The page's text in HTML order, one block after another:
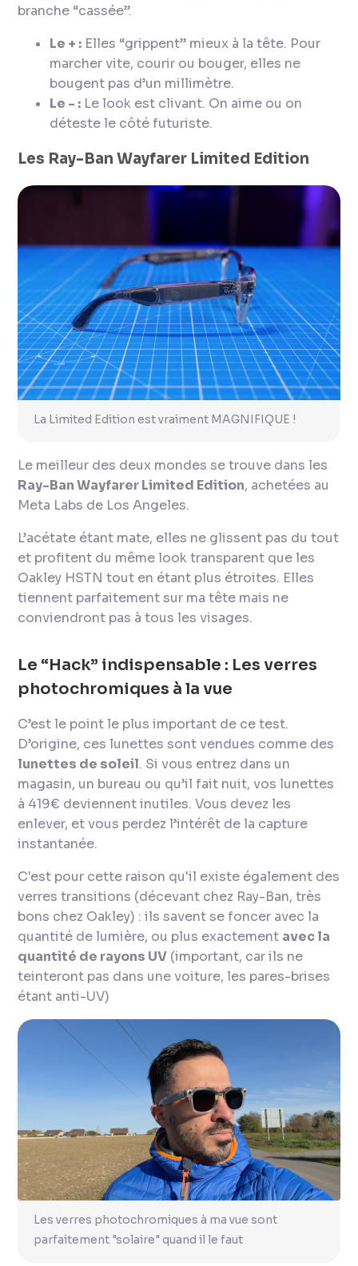
branche “cassée”.
Le + : Elles “grippent” mieux à la tête. Pour
marcher vite, courir ou bouger, elles ne
bougent pas d’un millimètre.
Le - : Le look est clivant. On aime ou on
déteste le côté futuriste.
Les Ray-Ban Wayfarer Limited Edition
La Limited Edition est vraiment MAGNIFIQUE !
Le meilleur des deux mondes se trouve dans les
Ray-Ban Wayfarer Limited Edition, achetées au
Meta Labs de Los Angeles.
L’acétate étant mate, elles ne glissent pas du tout
et profitent du même look transparent que les
Oakley HSTN tout en étant plus étroites. Elles
tiennent parfaitement sur ma tête mais ne
conviendront pas à tous les visages.
Le “Hack” indispensable : Les verres
photochromiques à la vue
C’est le point le plus important de ce test.
D’origine, ces lunettes sont vendues comme des
lunettes de soleil. Si vous entrez dans un
magasin, un bureau ou qu’il fait nuit, vos lunettes
à 419€ deviennent inutiles. Vous devez les
enlever, et vous perdez l’intérêt de la capture
instantanée.
C'est pour cette raison qu'il existe également des
verres transitions (décevant chez Ray-Ban, très
bons chez Oakley) : ils savent se foncer avec la
quantité de lumière, ou plus exactement avec la
quantité de rayons UV (important, car ils ne
teinteront pas dans une voiture, les pares-brises
étant anti-UV)
Les verres photochromiques à ma vue sont
parfaitement "solaire" quand il le faut